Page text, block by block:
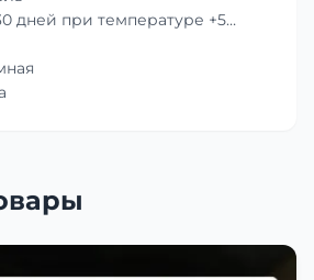
дней при температуре +5…